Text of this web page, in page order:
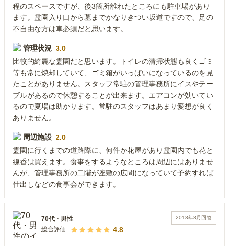
程のスペースですが、後3箇所離れたところにも駐車場があり
ます。霊園入り口から墓までかなりきつい坂道ですので、足の
不自由な方は車必須だと思います。
管理状況 3.0
比較的綺麗な霊園だと思います。トイレの清掃状態も良くゴミ
等も常に焼却していて、ゴミ箱がいっぱいになっているのを見
たことがありません。スタッフ常駐の管理事務所にイスやテー
ブルがあるので休憩することが出来ます。エアコンが効いてい
るので夏場は助かります。常駐のスタッフはあまり愛想が良く
ありません。
周辺施設 2.0
霊園に行くまでの道路際に、何件か花屋があり霊園内でも花と
線香は買えます。食事をするようなところは周辺にはありませ
んが、管理事務所の二階が座敷の広間になっていて予約すれば
仕出しなどの食事会ができます。
2018年8月 回答
70代 ・ 男性
総合評価
4.8